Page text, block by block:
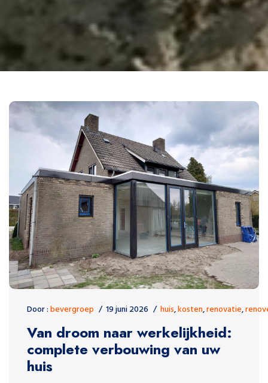
Door :bevergroep 19 juni 2026 huis,kosten,renovatie,
Van droom naar werkelijkheid:
complete verbouwing van uw
huis